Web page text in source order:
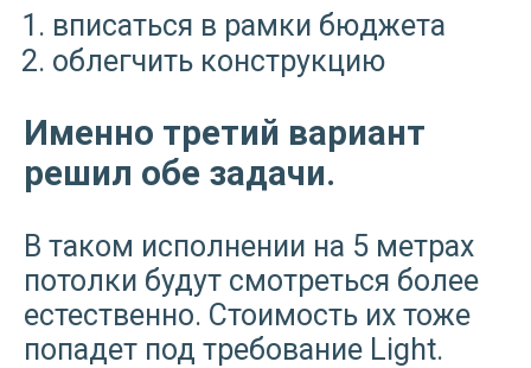
вписаться в рамки бюджета
облегчить конструкцию
Именно третий вариант
решил обе задачи.
В таком исполнении на 5 метрах
потолки будут смотреться более
естественно. Стоимость их тоже
попадет под требование Light.